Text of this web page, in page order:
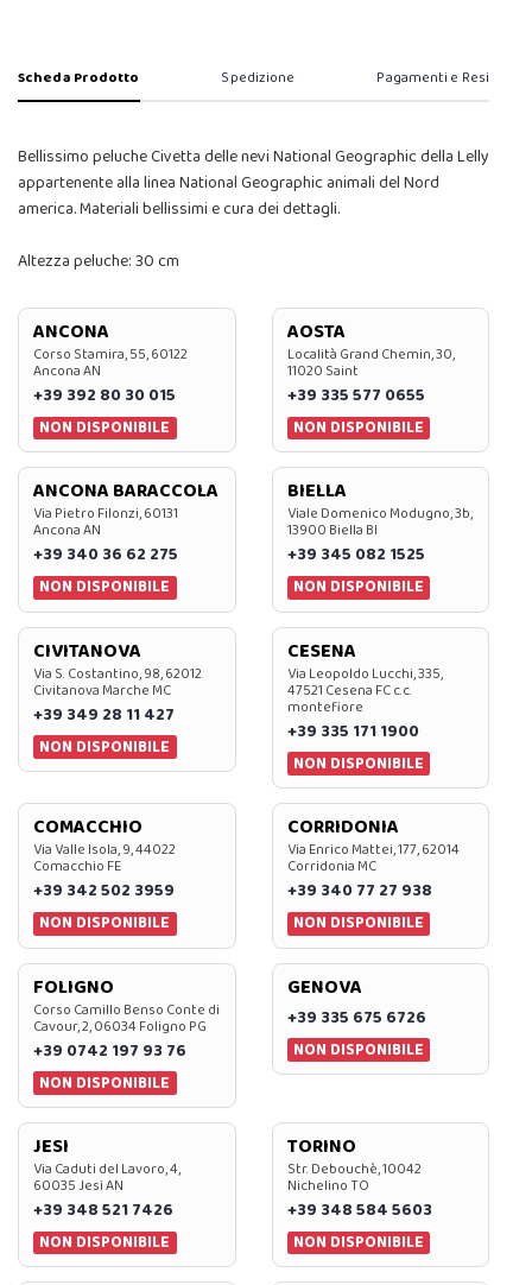
Scheda Prodotto Spedizione Pagamenti e Resi
Bellissimo peluche Civetta delle nevi National Geographic della Lelly
appartenente alla linea National Geographic animali del Nord
america. Materiali bellissimi e cura dei dettagli.
Altezza peluche: 30 cm
ANCONA
Corso Stamira, 55, 60122
Ancona AN
+39 392 80 30 015
NON DISPONIBILE
AOSTA
Località Grand Chemin, 30,
11020 Saint
+39 335 577 0655
NON DISPONIBILE
ANCONA BARACCOLA
Via Pietro Filonzi, 60131
Ancona AN
+39 340 36 62 275
NON DISPONIBILE
BIELLA
Viale Domenico Modugno, 3b,
13900 Biella BI
+39 345 082 1525
NON DISPONIBILE
CIVITANOVA
Via S. Costantino, 98, 62012
Civitanova Marche MC
+39 349 28 11 427
NON DISPONIBILE
CESENA
Via Leopoldo Lucchi, 335,
47521 Cesena FC c.c.
montefiore
+39 335 171 1900
NON DISPONIBILE
COMACCHIO
Via Valle Isola, 9, 44022
Comacchio FE
+39 342 502 3959
NON DISPONIBILE
CORRIDONIA
Via Enrico Mattei, 177, 62014
Corridonia MC
+39 340 77 27 938
NON DISPONIBILE
FOLIGNO
Corso Camillo Benso Conte di
Cavour, 2, 06034 Foligno PG
+39 0742 197 93 76
NON DISPONIBILE
GENOVA
+39 335 675 6726
NON DISPONIBILE
JESI
Via Caduti del Lavoro, 4,
60035 Jesi AN
+39 348 521 7426
NON DISPONIBILE
TORINO
Str. Debouchè, 10042
Nichelino TO
+39 348 584 5603
NON DISPONIBILE